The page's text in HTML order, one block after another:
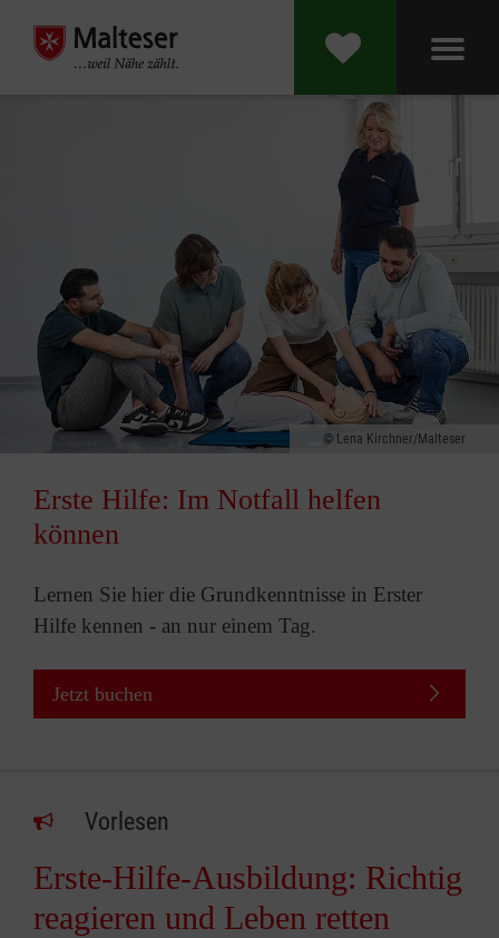
Lena Kirchner/Malteser
Erste Hilfe: Im Notfall helfen
können
Lernen Sie hier die Grundkenntnisse in Erster
Hilfe kennen - an nur einem Tag.
Jetzt buchen
Vorlesen
Erste-Hilfe-Ausbildung: Richtig
reagieren und Leben retten